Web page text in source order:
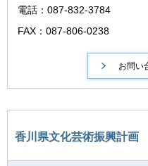
電話：087-832-3784
FAX：087-806-0238
香川県文化芸術振興計画